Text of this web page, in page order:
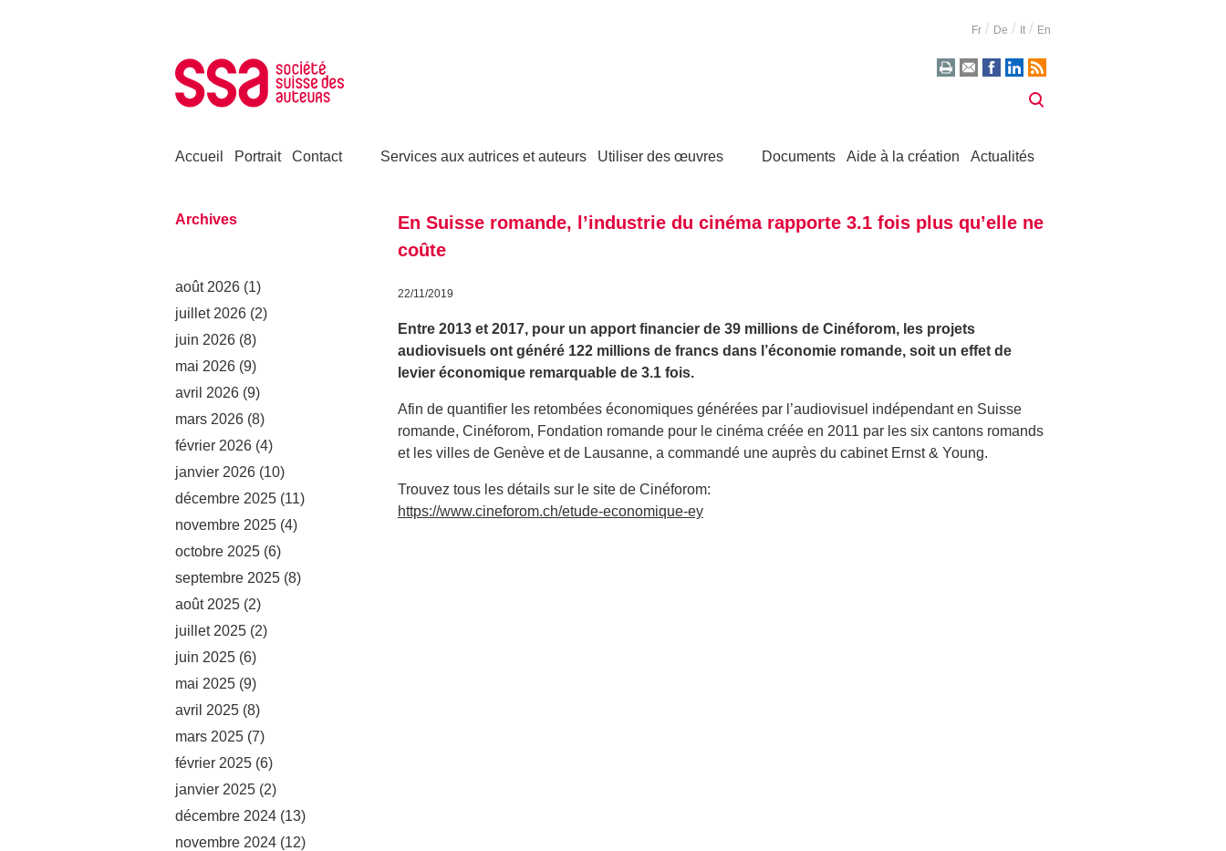
Fr De It En
Accueil Portrait Contact Services aux autrices et auteurs Utiliser des œuvres Documents Aide à la création Actualités
Archives
août 2026 (1)
juillet 2026 (2)
juin 2026 (8)
mai 2026 (9)
avril 2026 (9)
mars 2026 (8)
février 2026 (4)
janvier 2026 (10)
décembre 2025 (11)
novembre 2025 (4)
octobre 2025 (6)
septembre 2025 (8)
août 2025 (2)
juillet 2025 (2)
juin 2025 (6)
mai 2025 (9)
avril 2025 (8)
mars 2025 (7)
février 2025 (6)
janvier 2025 (2)
décembre 2024 (13)
novembre 2024 (12)
En Suisse romande, l’industrie du cinéma rapporte 3.1 fois plus qu’elle ne
coûte
22/11/2019
Entre 2013 et 2017, pour un apport financier de 39 millions de Cinéforom, les projets
audiovisuels ont généré 122 millions de francs dans l’économie romande, soit un effet de
levier économique remarquable de 3.1 fois.
Afin de quantifier les retombées économiques générées par l’audiovisuel indépendant en Suisse
romande, Cinéforom, Fondation romande pour le cinéma créée en 2011 par les six cantons romands
et les villes de Genève et de Lausanne, a commandé une auprès du cabinet Ernst & Young.
Trouvez tous les détails sur le site de Cinéforom:
https://www.cineforom.ch/etude-economique-ey